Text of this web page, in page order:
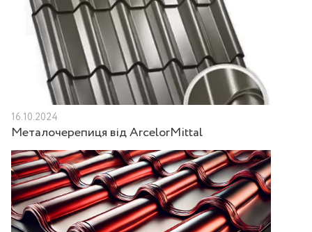
16.10.2024
Металочерепиця від ArcelorMittal